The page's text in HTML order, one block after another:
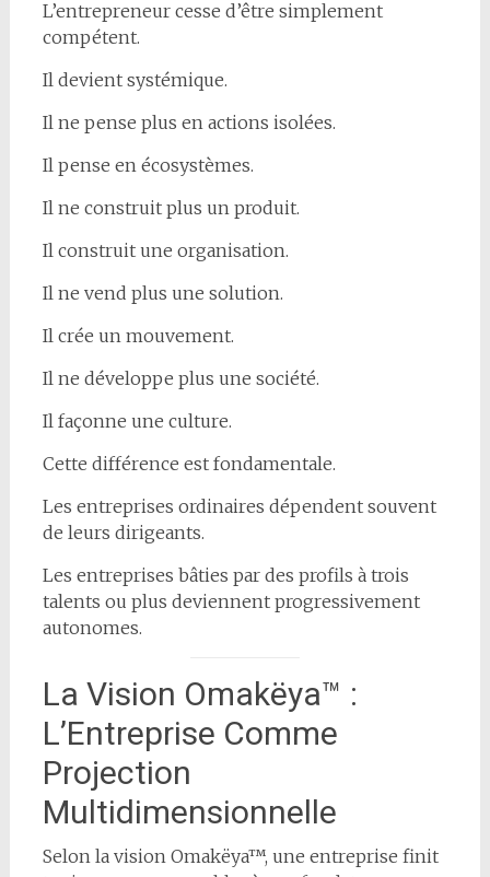
L’entrepreneur cesse d’être simplement
compétent.
Il devient systémique.
Il ne pense plus en actions isolées.
Il pense en écosystèmes.
Il ne construit plus un produit.
Il construit une organisation.
Il ne vend plus une solution.
Il crée un mouvement.
Il ne développe plus une société.
Il façonne une culture.
Cette différence est fondamentale.
Les entreprises ordinaires dépendent souvent
de leurs dirigeants.
Les entreprises bâties par des profils à trois
talents ou plus deviennent progressivement
autonomes.
La Vision Omakëya™ :
L’Entreprise Comme
Projection
Multidimensionnelle
Selon la vision Omakëya™, une entreprise finit